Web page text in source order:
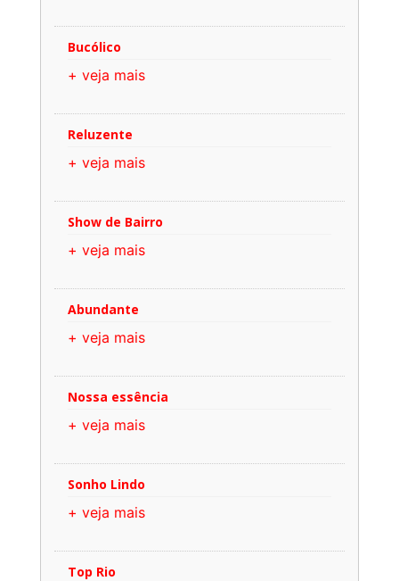
Bucólico
+ veja mais
Reluzente
+ veja mais
Show de Bairro
+ veja mais
Abundante
+ veja mais
Nossa essência
+ veja mais
Sonho Lindo
+ veja mais
Top Rio